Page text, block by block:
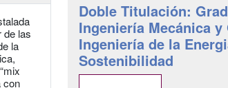
de las
la
con
Doble Titulación:
Ingeniería Mecánica y
Ingeniería de la
Sostenibilidad